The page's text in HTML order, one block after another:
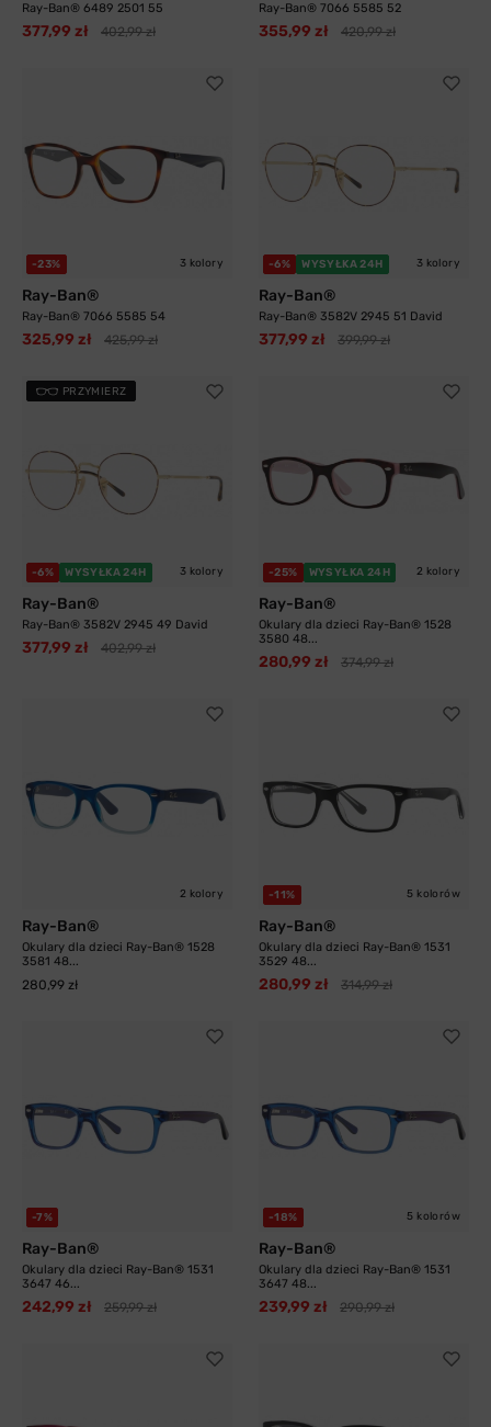
Ray-Ban® 6489 2501 55
377,99 zł 402,99 zł
Ray-Ban® 7066 5585 52
355,99 zł 420,99 zł
-23% 3 kolory
Ray-Ban®
Ray-Ban® 7066 5585 54
325,99 zł 425,99 zł
-6% WYSYŁKA 24H 3 kolory
Ray-Ban®
Ray-Ban® 3582V 2945 51 David
377,99 zł 399,99 zł
PRZYMIERZ
-6% WYSYŁKA 24H 3 kolory
Ray-Ban®
Ray-Ban® 3582V 2945 49 David
377,99 zł 402,99 zł
-25% WYSYŁKA 24H 2 kolory
Ray-Ban®
Okulary dla dzieci Ray-Ban® 1528
3580 48...
280,99 zł 374,99 zł
2 kolory
Ray-Ban®
Okulary dla dzieci Ray-Ban® 1528
3581 48...
280,99 zł
-11% 5 kolorów
Ray-Ban®
Okulary dla dzieci Ray-Ban® 1531
3529 48...
280,99 zł 314,99 zł
-7%
Ray-Ban®
Okulary dla dzieci Ray-Ban® 1531
3647 46...
242,99 zł 259,99 zł
-18% 5 kolorów
Ray-Ban®
Okulary dla dzieci Ray-Ban® 1531
3647 48...
239,99 zł 290,99 zł